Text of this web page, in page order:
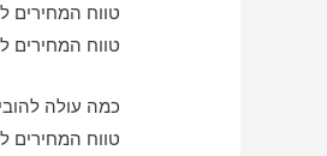
טווח המחירים להובלת דירת 4 חדרים
טווח המחירים לאריזה דירת 4 חדרים
כמה עולה להוביל דירת 5 חדרים בעין נקובא עם
טווח המחירים להובלת דירת 5 חדרים